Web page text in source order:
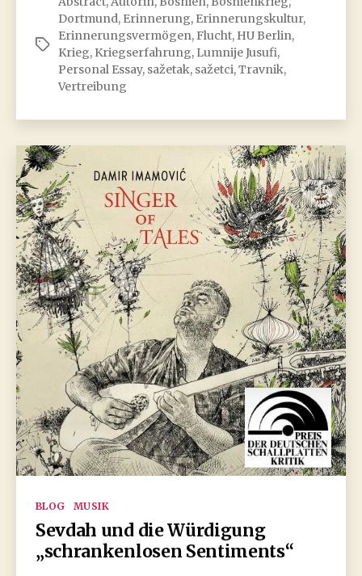
Meine
bosnische
Freundin
Schlagwörter
Dortmund, Erinnerung, Erinnerungskultur,
Erinnerungsvermögen, Flucht, HU Berlin,
Krieg, Kriegserfahrung, Lumnije Jusufi,
Personal Essay, sažetak, sažetci,Travnik,
Vertreibung
Kategorien
BLOG MUSIK
Sevdah und die Würdigung
„schrankenlosen Sentiments“